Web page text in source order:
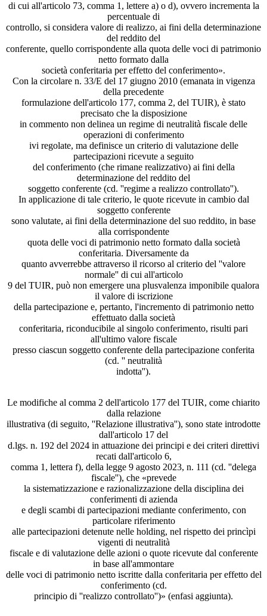
di cui all'articolo 73, comma 1, lettere a) o d), ovvero incrementa la
percentuale di
controllo, si considera valore di realizzo, ai fini della determinazione
del reddito del
conferente, quello corrispondente alla quota delle voci di patrimonio
netto formato dalla
società conferitaria per effetto del conferimento».
Con la circolare n. 33/E del 17 giugno 2010 (emanata in vigenza
della precedente
formulazione dell'articolo 177, comma 2, del TUIR), è stato
precisato che la disposizione
in commento non delinea un regime di neutralità fiscale delle
operazioni di conferimento
ivi regolate, ma definisce un criterio di valutazione delle
partecipazioni ricevute a seguito
del conferimento (che rimane realizzativo) ai fini della
determinazione del reddito del
soggetto conferente (cd. ''regime a realizzo controllato'').
In applicazione di tale criterio, le quote ricevute in cambio dal
soggetto conferente
sono valutate, ai fini della determinazione del suo reddito, in base
alla corrispondente
quota delle voci di patrimonio netto formato dalla società
conferitaria. Diversamente da
quanto avverrebbe attraverso il ricorso al criterio del ''valore
normale'' di cui all'articolo
9 del TUIR, può non emergere una plusvalenza imponibile qualora
il valore di iscrizione
della partecipazione e, pertanto, l'incremento di patrimonio netto
effettuato dalla società
conferitaria, riconducibile al singolo conferimento, risulti pari
all'ultimo valore fiscale
presso ciascun soggetto conferente della partecipazione conferita
(cd. '' neutralità
indotta'').
Le modifiche al comma 2 dell'articolo 177 del TUIR, come chiarito
dalla relazione
illustrativa (di seguito, ''Relazione illustrativa''), sono state introdotte
dall'articolo 17 del
d.lgs. n. 192 del 2024 in attuazione dei principi e dei criteri direttivi
recati dall'articolo 6,
comma 1, lettera f), della legge 9 agosto 2023, n. 111 (cd. ''delega
fiscale''), che «prevede
la sistematizzazione e razionalizzazione della disciplina dei
conferimenti di azienda
e degli scambi di partecipazioni mediante conferimento, con
particolare riferimento
alle partecipazioni detenute nelle holding, nel rispetto dei princìpi
vigenti di neutralità
fiscale e di valutazione delle azioni o quote ricevute dal conferente
in base all'ammontare
delle voci di patrimonio netto iscritte dalla conferitaria per effetto del
conferimento (cd.
principio di ''realizzo controllato'')» (enfasi aggiunta).